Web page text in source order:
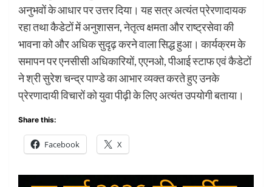
अनुभवों के आधार पर उत्तर दिया। यह सत्र अत्यंत प्रेरणादायक
रहा तथा कैडेटों में अनुशासन, नेतृत्व क्षमता और राष्ट्रसेवा की
भावना को और अधिक सुदृढ़ करने वाला सिद्ध हुआ। कार्यक्रम के
समापन पर एनसीसी अधिकारियों, एएनओ, पीआई स्टाफ एवं कैडेटों
ने श्री सुरेश चन्द्र पाण्डे का आभार व्यक्त करते हुए उनके
प्रेरणादायी विचारों को युवा पीढ़ी के लिए अत्यंत उपयोगी बताया।
Share this:
Facebook X